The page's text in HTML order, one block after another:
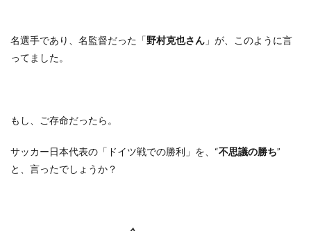
名選手であり、名監督だった「野村克也さん 」が、このように言
ってました。
もし、ご存命だったら。
サッカー日本代表の「ドイツ戦での勝利」を、 “不思議の勝ち”
と、言ったでしょうか？